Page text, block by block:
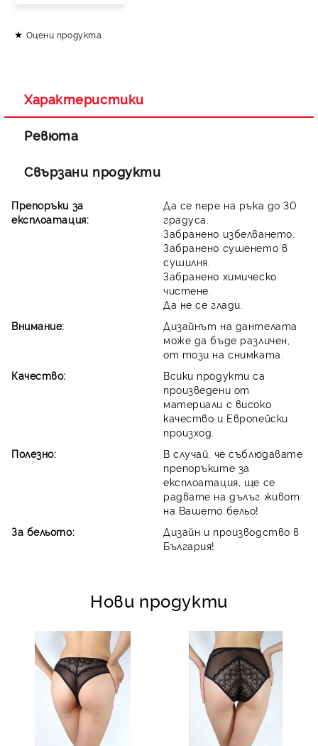
Оцени продукта
Характеристики
Ревюта
Свързани продукти
Препоръки за
експлоатация:
Да се пере на ръка до 30
градуса.
Забранено избелването.
Забранено сушенето в
сушилня.
Забранено химическо
чистене.
Да не се глади.
Внимание:
Дизайнът на дантелата
може да бъде различен,
от този на снимката.
Качество:
Всики продукти са
произведени от
материали с високо
качество и Европейски
произход.
Полезно:
В случай, че съблюдавате
препоръките за
експлоатация, ще се
радвате на дълъг живот
на Вашето бельо!
За бельото:
Дизайн и производство в
България!
Нови продукти